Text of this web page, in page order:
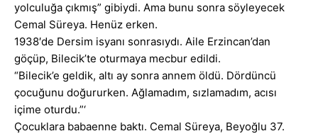
yolculuğa çıkmış” gibiydi. Ama bunu sonra söyleyecek
Cemal Süreya. Henüz erken.
1938′de Dersim isyanı sonrasıydı. Aile Erzincan’dan
göçüp, Bilecik’te oturmaya mecbur edildi.
“Bilecik’e geldik, altı ay sonra annem öldü. Dördüncü
çocuğunu doğururken. Ağlamadım, sızlamadım, acısı
içime oturdu.”‘
Çocuklara babaenne baktı. Cemal Süreya, Beyoğlu 37.